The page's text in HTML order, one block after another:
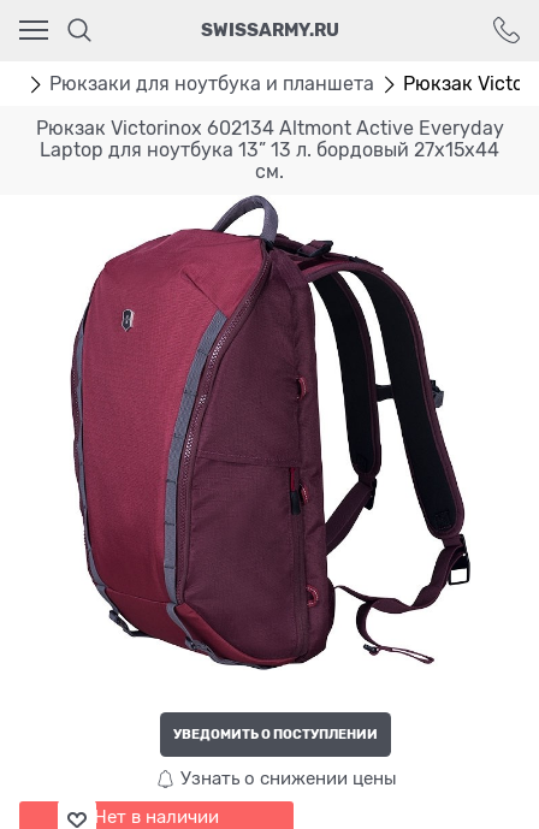
SWISSARMY.RU
Рюкзаки для ноутбука и планшета Рюкзак
Рюкзак Victorinox 602134 Altmont Active Everyday
Laptop для ноутбука 13” 13 л. бордовый 27x15x44
см.
УВЕДОМИТЬ О ПОСТУПЛЕНИИ
Узнать о снижении цены
Нет в наличии
Ваш город - Москва,
угадали?
ДА НЕТ